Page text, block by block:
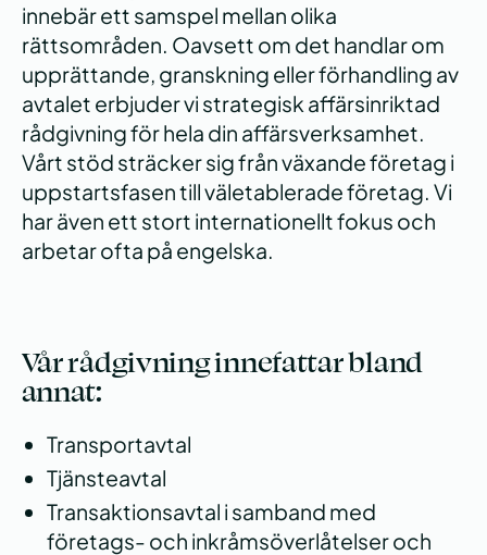
innebär ett samspel mellan olika
rättsområden. Oavsett om det handlar om
upprättande, granskning eller förhandling av
avtalet erbjuder vi strategisk affärsinriktad
rådgivning för hela din affärsverksamhet.
Vårt stöd sträcker sig från växande företag i
uppstartsfasen till väletablerade företag. Vi
har även ett stort internationellt fokus och
arbetar ofta på engelska.
Vår rådgivning innefattar bland
annat:
Transportavtal
Tjänsteavtal
Transaktionsavtal i samband med
företags- och inkråmsöverlåtelser och